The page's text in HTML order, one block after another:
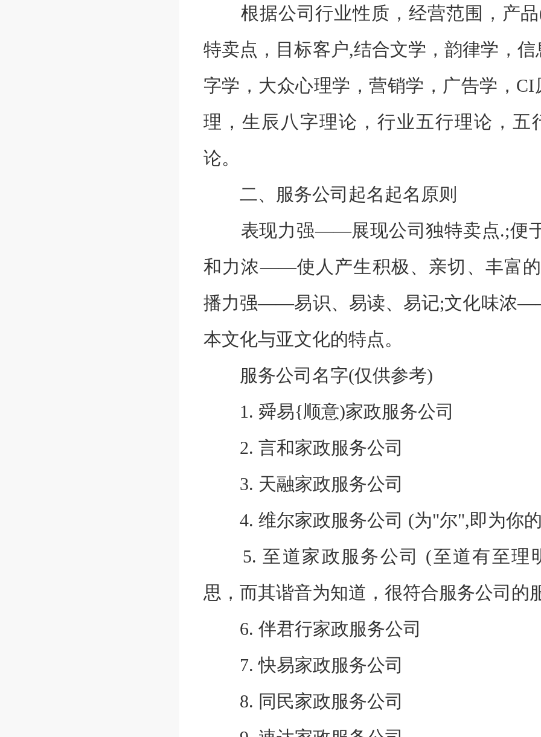
根据公司行业性质，经营范围，产品
特卖点，目标客户,结合文学，韵律学，信
字学，大众心理学，营销学，广告学，CI
理，生辰八字理论，行业五行理论，五
论。
二、服务公司起名起名原则
表现力强——展现公司独特卖点.;便
和力浓——使人产生积极、亲切、丰富
播力强——易识、易读、易记;文化味浓
本文化与亚文化的特点。
服务公司名字(仅供参考)
1. 舜易{顺意)家政服务公司
2. 言和家政服务公司
3. 天融家政服务公司
4. 维尔家政服务公司 (为"尔",即为你
5. 至道家政服务公司 (至道有至理
思，而其谐音为知道，很符合服务公司的
6. 伴君行家政服务公司
7. 快易家政服务公司
8. 同民家政服务公司